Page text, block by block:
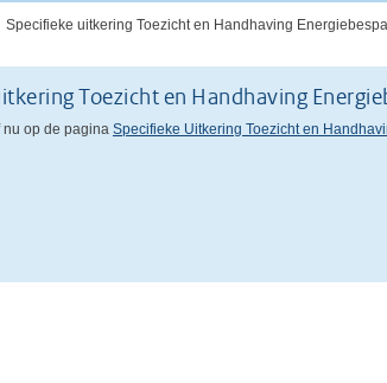
Specifieke uitkering Toezicht en Handhaving
Toezicht en Handhaving
nu op de pagina Specifieke Uitkering Toezicht en